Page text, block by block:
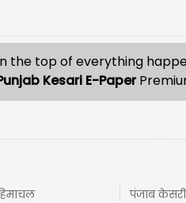
the top of everything
Kesari E-Paper
पंजाब